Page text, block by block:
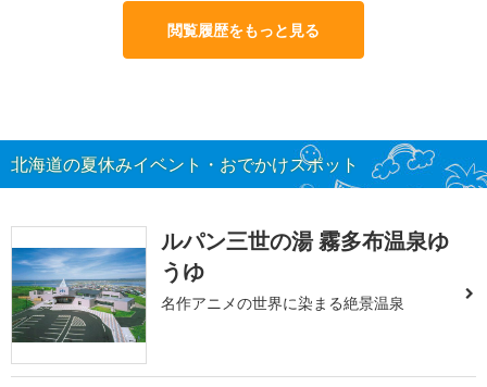
閲覧履歴をもっと見る
北海道の夏休みイベント・おでかけスポット
ルパン三世の湯 霧多布温泉ゆ
うゆ
名作アニメの世界に染まる絶景温泉